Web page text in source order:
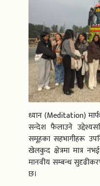
ध्यान (Meditation)
सन्देश फैलाउने
समूहका सहभागीहरू
खेलकुद क्षेत्रमा मात्र
मानवीय सम्बन्ध
छ।